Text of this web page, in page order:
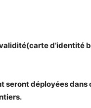
d’identité
seront déployées